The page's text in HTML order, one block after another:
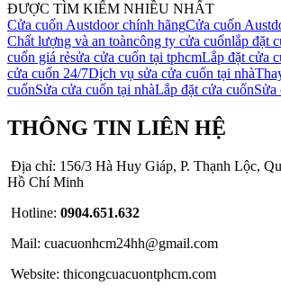
ĐƯỢC TÌM KIẾM NHIỀU NHẤT
Cửa cuốn Austdoor chính hãngCửa cuốn
Chất lượng và an toàncông ty cửa cuốnlắp đặt
cuốn giá rẻsửa cửa cuốn tại tphcmLắp đặt cửa
cửa cuốn 24/7Dịch vụ sửa cửa cuốn tại nhà
cuốnSửa cửa cuốn tại nhàLắp đặt cửa cuốnSửa
THÔNG TIN LIÊN HỆ
Địa chỉ: 156/3 Hà Huy Giáp, P. Thạnh Lộc,
Hồ Chí Minh
Hotline: 0904.651.632
Mail: cuacuonhcm24hh@gmail.com
Website: thicongcuacuontphcm.com